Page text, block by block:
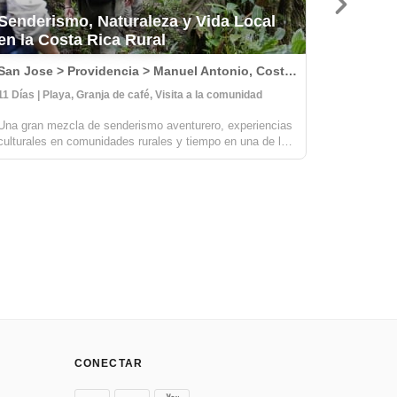
Naturaleza y Vida Local
la Costa Rica Rural
San Jose > Providencia > Manuel Antonio, Costa Rica
Días | Playa, Granja de café, Visita a la comunidad
gran mezcla de senderismo aventurero, experiencias
en comunidades rurales y tiempo en una de las
más hermosas de Costa Rica. Aprenderás todo
CONECTAR